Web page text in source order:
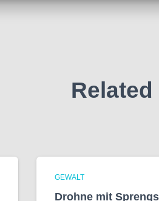
GEWALT
Drohne mit